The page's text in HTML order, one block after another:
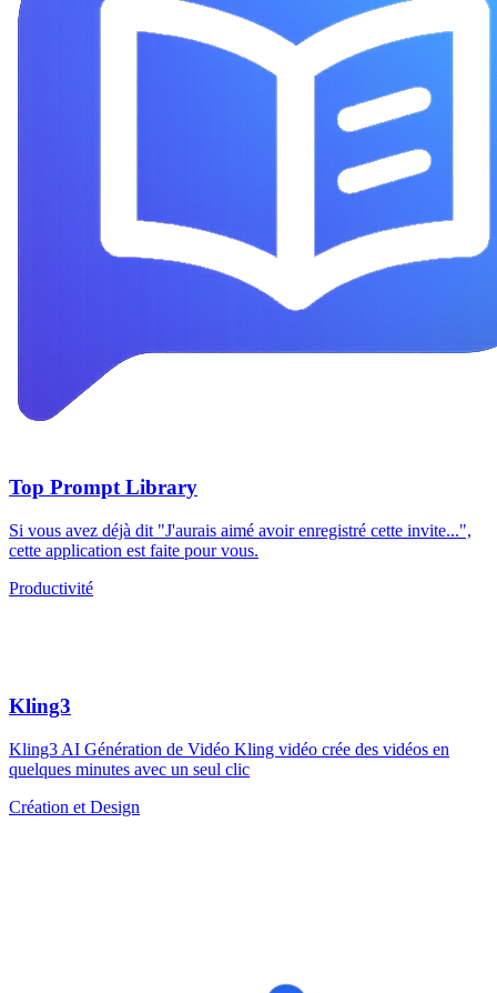
Top Prompt Library
Si vous avez déjà dit "J'aurais aimé avoir enregistré cette invite...",
cette application est faite pour vous.
Productivité
Kling3
Kling3 AI Génération de Vidéo Kling vidéo crée des vidéos en
quelques minutes avec un seul clic
Création et Design